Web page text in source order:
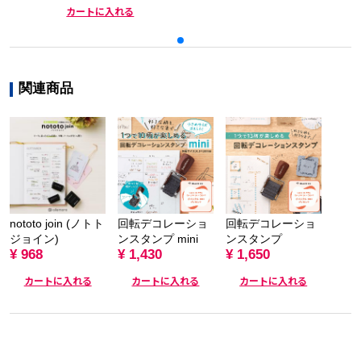
カートに入れる
関連商品
nototo join (ノトト
ジョイン)
¥ 968
カートに入れる
回転デコレーショ
ンスタンプ mini
¥ 1,430
カートに入れる
回転デコレーショ
ンスタンプ
¥ 1,650
カートに入れる